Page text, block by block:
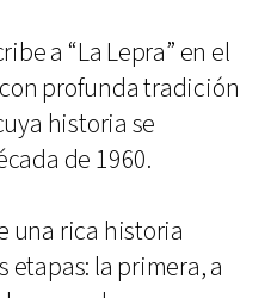
a “La Lepra” en el
profunda tradición
historia se
de 1960.
una rica historia
la primera, a